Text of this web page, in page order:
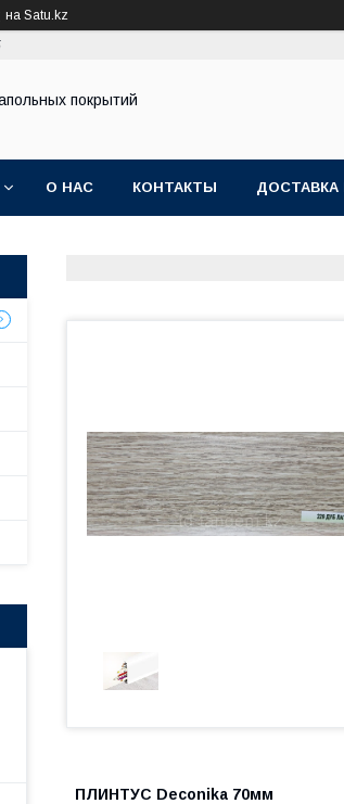
на Satu.kz
покрытий
О НАС КОНТАКТЫ ДОСТАВКА
ПЛИНТУС Deconika 70мм